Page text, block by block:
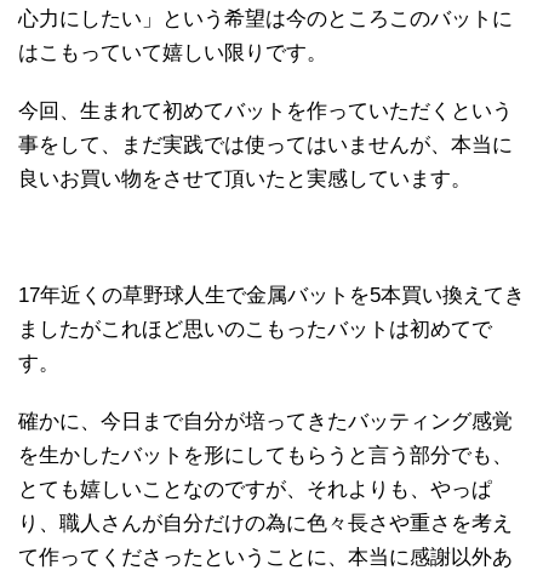
心力にしたい」という希望は今のところこのバットに
はこもっていて嬉しい限りです。
今回、生まれて初めてバットを作っていただくという
事をして、まだ実践では使ってはいませんが、本当に
良いお買い物をさせて頂いたと実感しています。
17年近くの草野球人生で金属バットを5本買い換えてき
ましたがこれほど思いのこもったバットは初めてで
す。
確かに、今日まで自分が培ってきたバッティング感覚
を生かしたバットを形にしてもらうと言う部分でも、
とても嬉しいことなのですが、それよりも、やっぱ
り、職人さんが自分だけの為に色々長さや重さを考え
て作ってくださったということに、本当に感謝以外あ